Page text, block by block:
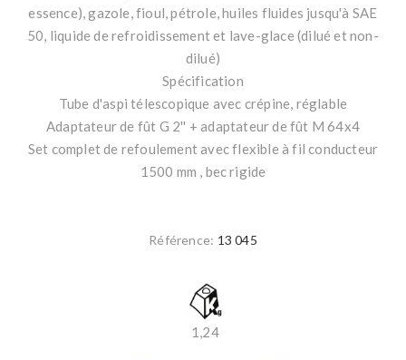
essence), gazole, fioul, pétrole, huiles fluides jusqu'à SAE
50, liquide de refroidissement et lave-glace (dilué et non-
dilué)
Spécification
Tube d'aspi télescopique avec crépine, réglable
Adaptateur de fût G 2'' + adaptateur de fût M 64x4
Set complet de refoulement avec flexible à fil conducteur
1500 mm , bec rigide
Référence: 13 045
1,24